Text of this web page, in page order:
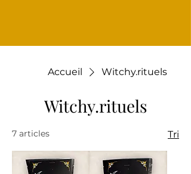
Accueil Witchy.rituels
Witchy.rituels
7 articles Tri